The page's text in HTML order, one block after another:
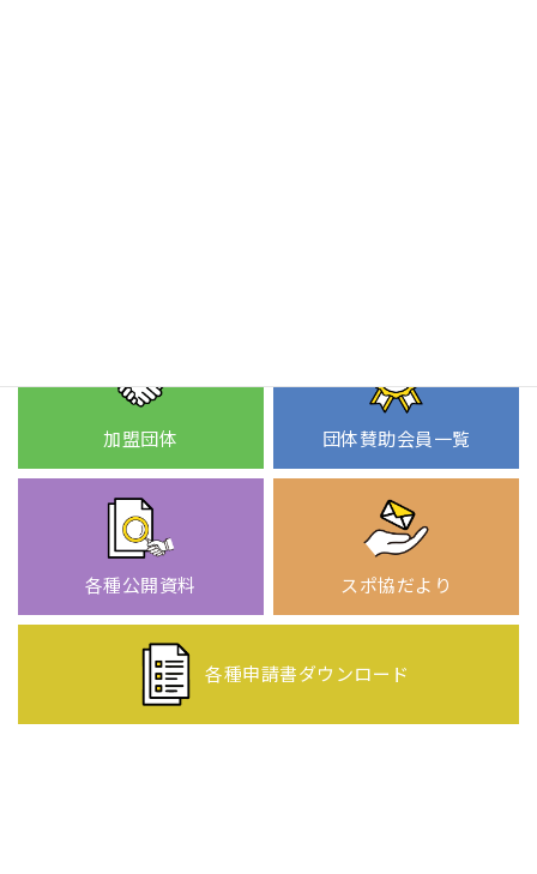
加盟団体 団体賛助会員一覧
各種公開資料 スポ協だより
各種申請書ダウンロード